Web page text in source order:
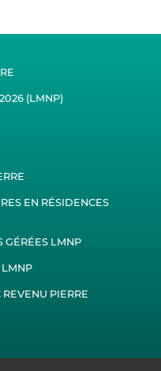
(LMNP)
EN RÉSIDENCES
GÉRÉES LMNP
LMNP
PIERRE